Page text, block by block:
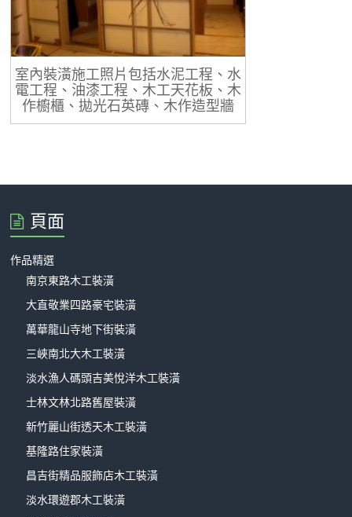
室內裝潢施工照片包括水泥工程、水
電工程、油漆工程、木工天花板、木
作櫥櫃、拋光石英磚、木作造型牆
頁面
作品精選
南京東路木工裝潢
大直敬業四路豪宅裝潢
萬華龍山寺地下街裝潢
三峽南北大木工裝潢
淡水漁人碼頭吉美悅洋木工裝潢
士林文林北路舊屋裝潢
新竹麗山街透天木工裝潢
基隆路住家裝潢
昌吉街精品服飾店木工裝潢
淡水環遊郡木工裝潢